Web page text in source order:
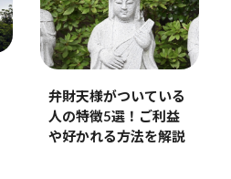
弁財天様がついている
人の特徴5選！ご利益
や好かれる方法を解説